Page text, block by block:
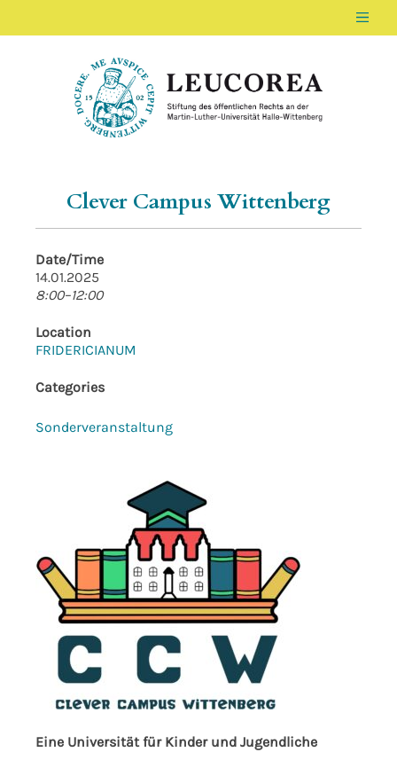
LEUCOREA DE
Stiftung des öffentlichen Rechts an der
Clever Campus Wittenberg
Date/Time
14.01.2025
8:00–12:00
Location
FRIDERICIANUM
Categories
Sonderveranstaltung
Eine Universität für Kinder und Jugendliche